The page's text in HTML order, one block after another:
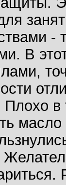
-
В
в
масло